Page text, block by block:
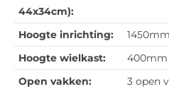
44x34cm):
Hoogte inrichting:
1450mm
Hoogte wielkast:
400mm
Open vakken:
3 open